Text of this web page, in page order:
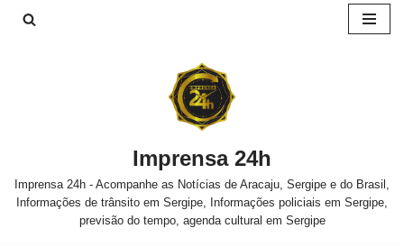
Imprensa 24h
Imprensa 24h - Acompanhe as Notícias de Aracaju, Sergipe e do Brasil,
Informações de trânsito em Sergipe, Informações policiais em Sergipe,
previsão do tempo, agenda cultural em Sergipe